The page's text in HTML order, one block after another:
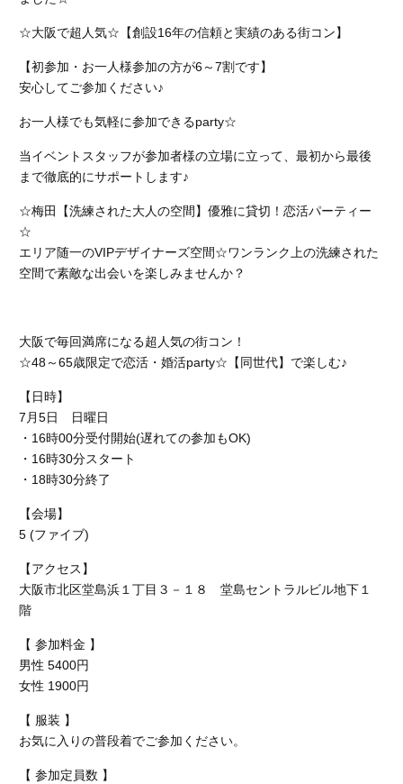
☆大阪で超人気☆【創設16年の信頼と実績のある街コン】
【初参加・お一人様参加の方が6～7割です】
安心してご参加ください♪
お一人様でも気軽に参加できるparty☆
当イベントスタッフが参加者様の立場に立って、最初から最後
まで徹底的にサポートします♪
☆梅田【洗練された大人の空間】優雅に貸切！恋活パーティー
☆
エリア随一のVIPデザイナーズ空間☆ワンランク上の洗練された
空間で素敵な出会いを楽しみませんか？
大阪で毎回満席になる超人気の街コン！
☆48～65歳限定で恋活・婚活party☆【同世代】で楽しむ♪
【日時】
7月5日 日曜日
・16時00分受付開始(遅れての参加もOK)
・16時30分スタート
・18時30分終了
【会場】
5 (ファイブ)
【アクセス】
大阪市北区堂島浜１丁目３－１８ 堂島セントラルビル地下１
階
【 参加料金 】
男性 5400円
女性 1900円
【 服装 】
お気に入りの普段着でご参加ください。
【 参加定員数 】